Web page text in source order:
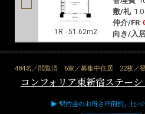
東京メトロ丸ノ内線「新宿御苑前」
都営新宿線「曙橋」徒歩12分
SRC造 地上16階 地下1階
部屋番号
敷/礼